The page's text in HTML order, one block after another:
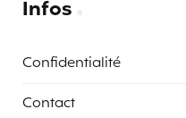
Infos
Confidentialité
Contact